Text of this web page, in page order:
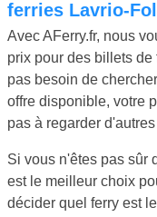
ferries Lavrio-
Avec AFerry.fr, nous
prix pour des billets
pas besoin de
offre disponible, votre
pas à regarder
Si vous n'êtes pas sûr
est le meilleur choix
décider quel ferry est